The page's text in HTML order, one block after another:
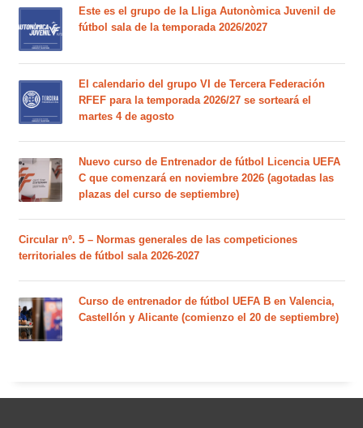
Este es el grupo de la Lliga Autonòmica Juvenil de
fútbol sala de la temporada 2026/2027
El calendario del grupo VI de Tercera Federación
RFEF para la temporada 2026/27 se sorteará el
martes 4 de agosto
Nuevo curso de Entrenador de fútbol Licencia UEFA
C que comenzará en noviembre 2026 (agotadas las
plazas del curso de septiembre)
Circular nº. 5 – Normas generales de las competiciones
territoriales de fútbol sala 2026-2027
Curso de entrenador de fútbol UEFA B en Valencia,
Castellón y Alicante (comienzo el 20 de septiembre)